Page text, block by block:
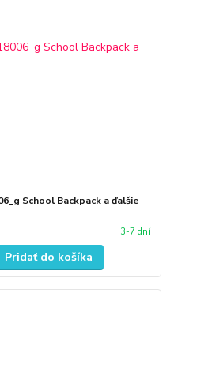
School Backpack a ďalšie
3-7 dní
Pridať do košíka